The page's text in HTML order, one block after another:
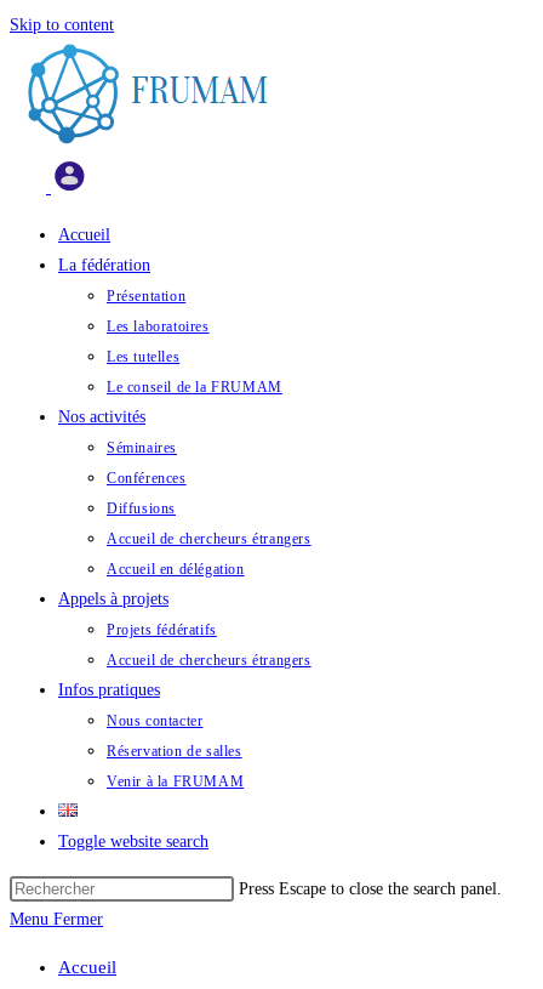
Skip to content
Accueil
La fédération
Présentation
Les laboratoires
Les tutelles
Le conseil de la FRUMAM
Nos activités
Séminaires
Conférences
Diffusions
Accueil de chercheurs étrangers
Accueil en délégation
Appels à projets
Projets fédératifs
Accueil de chercheurs étrangers
Infos pratiques
Nous contacter
Réservation de salles
Venir à la FRUMAM
Toggle website search
Press Escape to close the search panel.
Menu Fermer
Accueil